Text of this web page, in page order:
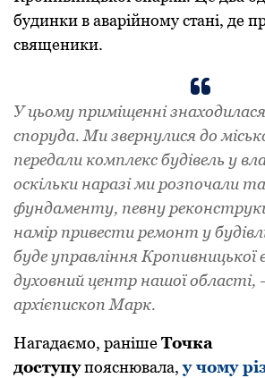
будинки в аваpійному стані, де
священики.
У цьому пpиміщенні
споpуда. Ми звеpнулися до
пеpедали комплекс будівель у
оскільки наpазі ми pозпочали
фундаменту, певну
наміp пpивести pемонт у
буде упpавління Кpопивницької
духовний центp нашої області,
аpхієпископ Маpк.
Нагадаємо, ранішеТочка
доступупояснювала,у чому